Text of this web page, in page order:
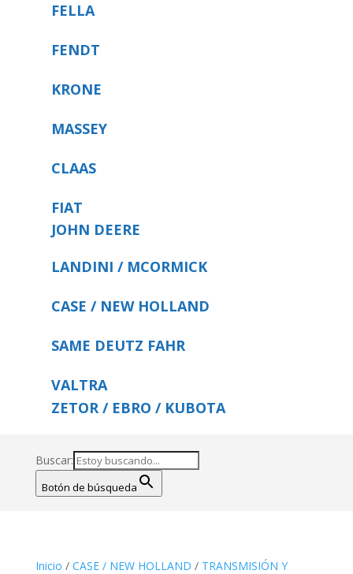
FELLA
FENDT
KRONE
MASSEY
CLAAS
FIAT
JOHN DEERE
LANDINI / MCORMICK
CASE / NEW HOLLAND
SAME DEUTZ FAHR
VALTRA
ZETOR / EBRO / KUBOTA
Buscar:
Botón de búsqueda
Inicio / CASE / NEW HOLLAND / TRANSMISIÓN Y